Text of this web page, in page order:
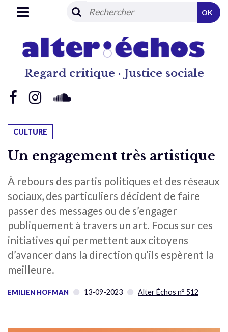
Regard critique · Justice sociale
OK
CULTURE
Un engagement très artistique
À rebours des partis politiques et des réseaux
sociaux, des particuliers décident de faire
passer des messages ou de s’engager
publiquement à travers un art. Focus sur ces
initiatives qui permettent aux citoyens
d’avancer dans la direction qu’ils espèrent la
meilleure.
EMILIEN HOFMAN 13-09-2023 Alter Échos n° 512